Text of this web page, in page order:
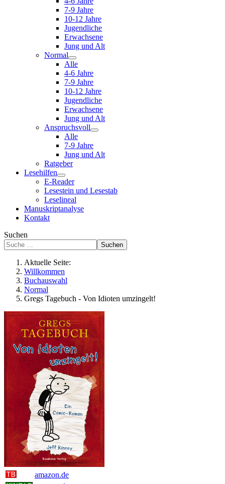
7-9 Jahre
10-12 Jahre
Jugendliche
Erwachsene
Jung und Alt
Normal
Alle
4-6 Jahre
7-9 Jahre
10-12 Jahre
Jugendliche
Erwachsene
Jung und Alt
Anspruchsvoll
Alle
7-9 Jahre
Jung und Alt
Ratgeber
Lesehilfen
E-Reader
Lesestein und Lesestab
Leselineal
Manuskriptanalyse
Kontakt
Suchen
Suchen
Aktuelle Seite:
Willkommen
Buchauswahl
Normal
Gregs Tagebuch - Von Idioten umzingelt!
amazon.de